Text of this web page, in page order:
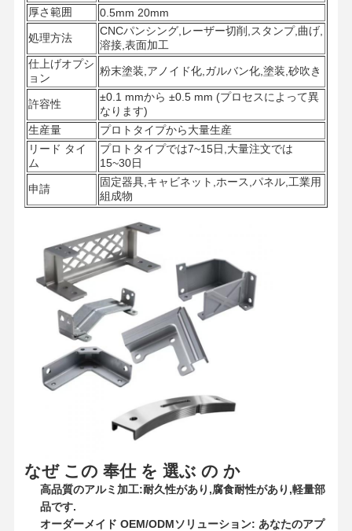
厚さ範囲
0.5mm 20mm
処理方法
CNCパンシング,レーザー切削,スタンプ,曲げ,
溶接,表面加工
仕上げオプシ
ョン
粉末塗装,アノイド化,ガルバン化,塗装,砂吹き
許容性
±0.1 mmから ±0.5 mm (プロセスによって異
なります)
生産量
プロトタイプから大量生産
リード タイ
ム
プロトタイプでは7~15日,大量注文では
15~30日
申請
固定器具,キャビネット,ホース,パネル,工業用
組成物
なぜ この 奉仕 を 選ぶ の か
高品質のアルミ加工:耐久性があり,腐食耐性があり,軽量部
品です.
オーダーメイド OEM/ODMソリューション: あなたのアプ